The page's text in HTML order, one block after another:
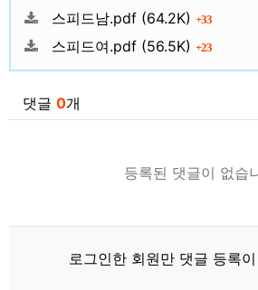
스피드남.pdf 파일크기
(64.2K) 33회 다운
스피드여.pdf 파일크기
(56.5K) 23회 다운
댓글 0개
등록된 댓글이 없습
로그인한 회원만 댓글 등록